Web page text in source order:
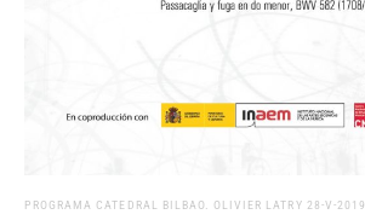
PROGRAMA CATEDRAL BILBAO. OLIVIER LATRY 28-V-2019